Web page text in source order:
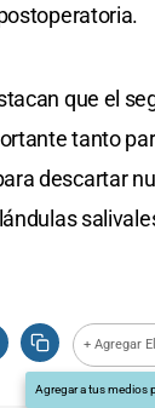
que el
tanto
descartar
+ Agregar
Agregar a tus medios